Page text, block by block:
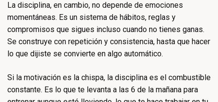
La disciplina, en cambio, no depende de emociones
momentáneas. Es un sistema de hábitos, reglas y
compromisos que sigues incluso cuando no tienes ganas.
Se construye con repetición y consistencia, hasta que hacer
lo que dijiste se convierte en algo automático.
Si la motivación es la chispa, la disciplina es el combustible
constante. Es lo que te levanta a las 6 de la mañana para